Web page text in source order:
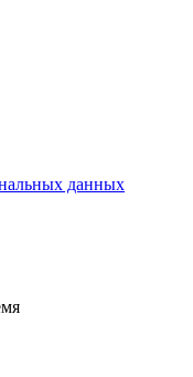
данных